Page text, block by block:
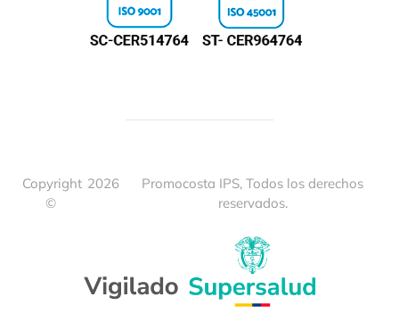
Copyright
©
2026
Promocosta IPS, Todos los derechos
reservados.